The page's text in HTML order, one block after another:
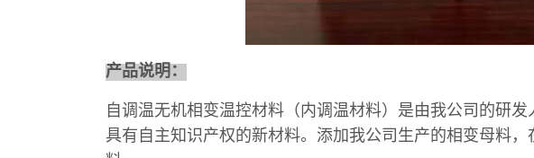
产品说明：
自调温无机相变温控材料（内调温材料）是由我公司的研
具有自主知识产权的新材料。添加我公司生产的相变母料